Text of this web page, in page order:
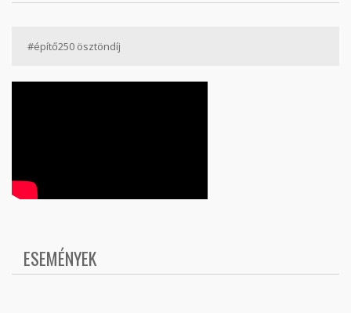
#építő250 ösztöndíj
ESEMÉNYEK